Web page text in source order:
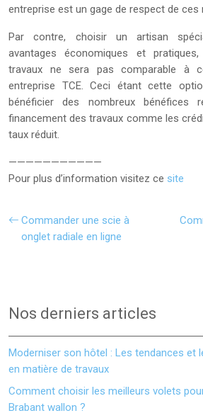
entreprise est un gage de respect de ces
Par contre, choisir un artisan
avantages économiques et
travaux ne sera pas comparable à
entreprise TCE. Ceci étant cette
bénéficier des nombreux bénéfices
financement des travaux comme les
taux réduit.
———————————
Pour plus d’information visitez ce site
Commander une scie à
onglet radiale en ligne
Nos derniers articles
Moderniser son hôtel : Les tendances et
en matière de travaux
Comment choisir les meilleurs volets
Brabant wallon ?